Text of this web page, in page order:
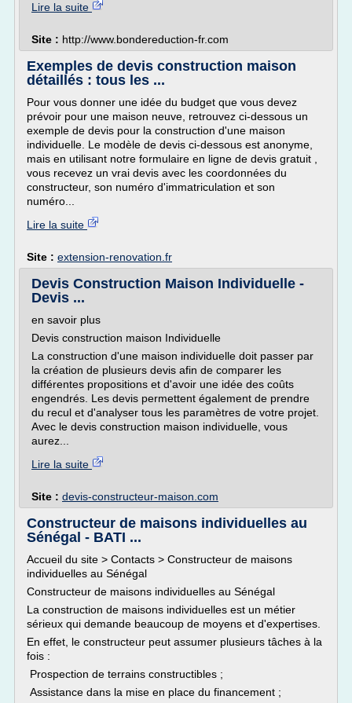
Lire la suite
Site : http://www.bondereduction-fr.com
Exemples de devis construction maison
détaillés : tous les ...
Pour vous donner une idée du budget que vous devez
prévoir pour une maison neuve, retrouvez ci-dessous un
exemple de devis pour la construction d'une maison
individuelle. Le modèle de devis ci-dessous est anonyme,
mais en utilisant notre formulaire en ligne de devis gratuit ,
vous recevez un vrai devis avec les coordonnées du
constructeur, son numéro d'immatriculation et son
numéro...
Lire la suite
Site : extension-renovation.fr
Devis Construction Maison Individuelle -
Devis ...
en savoir plus
Devis construction maison Individuelle
La construction d'une maison individuelle doit passer par
la création de plusieurs devis afin de comparer les
différentes propositions et d'avoir une idée des coûts
engendrés. Les devis permettent également de prendre
du recul et d'analyser tous les paramètres de votre projet.
Avec le devis construction maison individuelle, vous
aurez...
Lire la suite
Site : devis-constructeur-maison.com
Constructeur de maisons individuelles au
Sénégal - BATI ...
Accueil du site > Contacts > Constructeur de maisons
individuelles au Sénégal
Constructeur de maisons individuelles au Sénégal
La construction de maisons individuelles est un métier
sérieux qui demande beaucoup de moyens et d'expertises.
En effet, le constructeur peut assumer plusieurs tâches à la
fois :
Prospection de terrains constructibles ;
Assistance dans la mise en place du financement ;